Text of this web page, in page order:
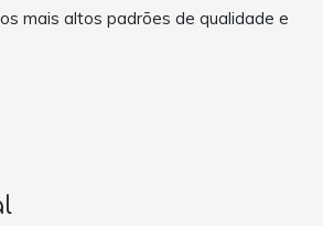
mais altos padrões de qualidade e